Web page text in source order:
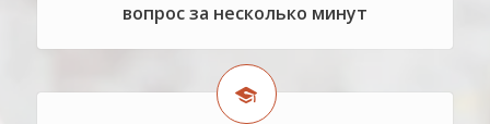
вопрос за несколько минут